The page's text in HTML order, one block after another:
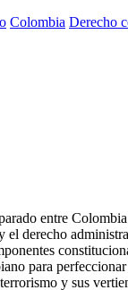
Colombia Derecho
entre
el derecho
para
y sus